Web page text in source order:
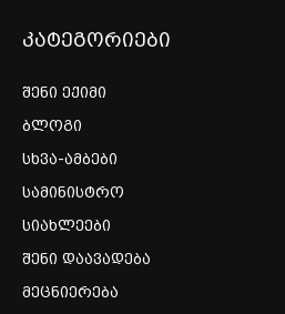
კატეგორიები
შენი ექიმი
ბლოგი
სხვა-ამბები
სამინისტრო
სიახლეები
შენი დაავადება
მეცნიერება